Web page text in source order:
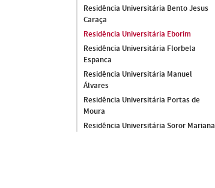
Residência Universitária Bento Jesus
Caraça
Residência Universitária Eborim
Residência Universitária Florbela
Espanca
Residência Universitária Manuel
Álvares
Residência Universitária Portas de
Moura
Residência Universitária Soror Mariana